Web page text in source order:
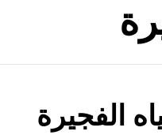
الفجيرة